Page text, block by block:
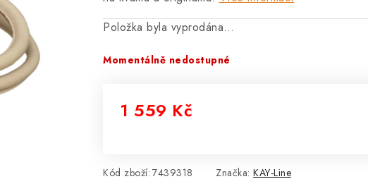
Položka byla vyprodána…
Momentálně nedostupné
1 559 Kč
Kód zboží: 7439318 Značka: KAY-Line